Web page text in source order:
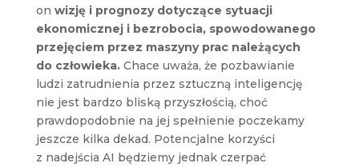
on wizję i prognozy dotyczące sytuacji
ekonomicznej i bezrobocia, spowodowanego
przejęciem przez maszyny prac należących
do człowieka.Chace uważa, że pozbawianie
ludzi zatrudnienia przez sztuczną inteligencję
nie jest bardzo bliską przyszłością, choć
prawdopodobnie na jej spełnienie poczekamy
jeszcze kilka dekad. Potencjalne korzyści
z nadejścia AI będziemy jednak czerpać